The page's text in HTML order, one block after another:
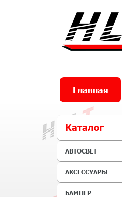
Главная
Каталог
АВТОСВЕТ
АКСЕССУАРЫ
БАМПЕР